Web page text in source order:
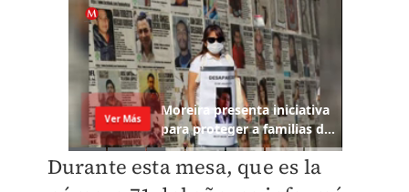
Durante esta mesa, que es la